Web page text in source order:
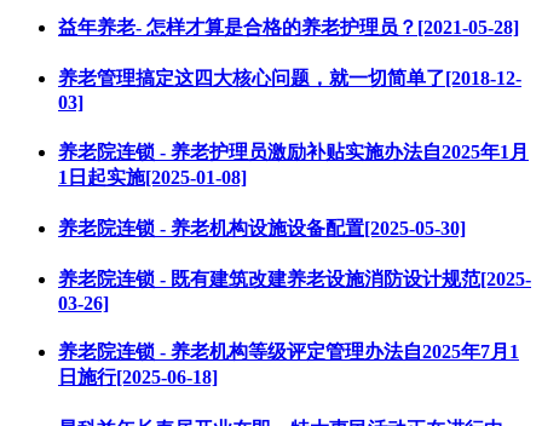
益年养老- 怎样才算是合格的养老护理员？[2021-05-28]
养老管理搞定这四大核心问题，就一切简单了[2018-12-
03]
养老院连锁 - 养老护理员激励补贴实施办法自2025年1月
1日起实施[2025-01-08]
养老院连锁 - 养老机构设施设备配置[2025-05-30]
养老院连锁 - 既有建筑改建养老设施消防设计规范[2025-
03-26]
养老院连锁 - 养老机构等级评定管理办法自2025年7月1
日施行[2025-06-18]